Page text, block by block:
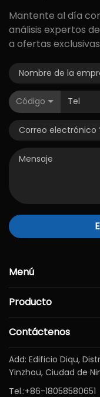
Mantente al día
análisis expertos
a ofertas
Código
Menú
Producto
Contáctenos
Add: Edificio Diqu,
Yinzhou, Ciudad de
Tel.:+86-18058580651